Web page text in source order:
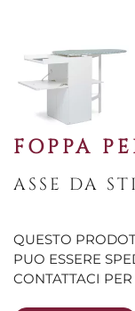
FOPPA
ASSE DA
QUESTO
PUO ESSERE
CONTATTACI